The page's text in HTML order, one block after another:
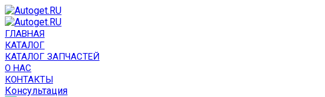
ГЛАВНАЯ
КАТАЛОГ
КАТАЛОГ ЗАПЧАСТЕЙ
О НАС
КОНТАКТЫ
Консультация